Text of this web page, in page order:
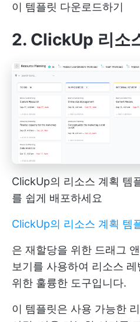
이 템플릿 다운로드하기
2. ClickUp 리소
ClickUp의 리소스 계획 템
를 쉽게 배포하세요
ClickUp의 리소스 계획 템
은 재할당을 위한 드래그
보기를 사용하여 리소스
위한 훌륭한 도구입니다.
이 템플릿은 사용 가능한